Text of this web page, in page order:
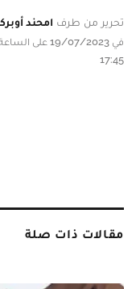
تحرير من طرف امحند
17:45
مقالات ذات صلة